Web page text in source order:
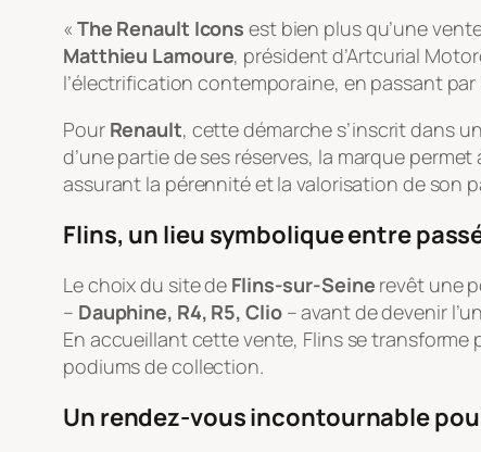
« The Renault Icons est bien plus qu’une
Matthieu Lamoure, président d’Artcurial
l’électrification contemporaine, en passant
Pour Renault, cette démarche s’inscrit dans
d’une partie de ses réserves, la marque
assurant la pérennité et la valorisation de son
Flins, un lieu symbolique entre
Le choix du site de Flins-sur-Seine revêt une
– Dauphine, R4, R5, Clio– avant de devenir
En accueillant cette vente, Flins se transforme
podiums de collection.
Un rendez-vous incontournable